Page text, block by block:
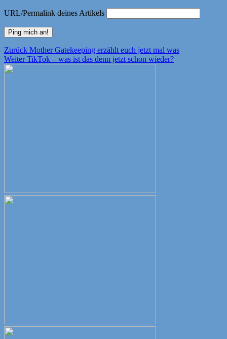
URL/Permalink deines Artikels
Beitragsnavigation
Zurück Vorheriger
Beitrag:
Mother Gatekeeping erzählt euch jetzt mal was
Weiter Nächster
TikTok – was ist das denn jetzt schon wieder?